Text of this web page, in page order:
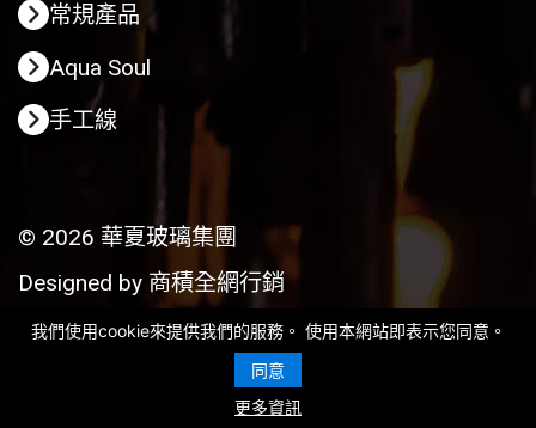
常規產品
Aqua Soul
手工線
© 2026 華夏玻璃集團
Designed by 商積全網行銷
我們使用cookie來提供我們的服務。 使用本網站即表示您同意。
同意
更多資訊